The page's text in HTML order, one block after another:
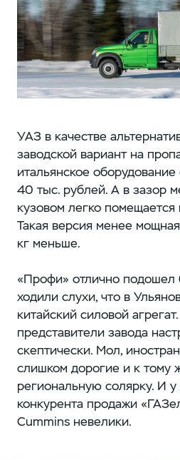
УАЗ в качестве
заводской вариант на
итальянское оборудование
40 тыс. рублей. А в зазор
кузовом легко помещается
Такая версия менее
кг меньше.
«Профи» отлично подошел
ходили слухи, что в
китайский силовой
представители завода
скептически. Мол,
слишком дорогие и к тому
региональную солярку. И у
конкурента продажи
Cummins невелики.